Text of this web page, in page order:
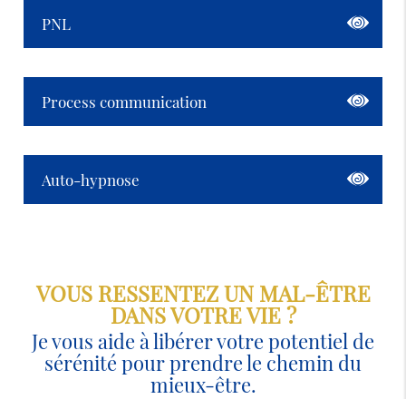
PNL
Process communication
Auto-hypnose
VOUS RESSENTEZ UN MAL-ÊTRE
DANS VOTRE VIE ?
Je vous aide à libérer votre potentiel de
sérénité pour prendre le chemin du
mieux-être.